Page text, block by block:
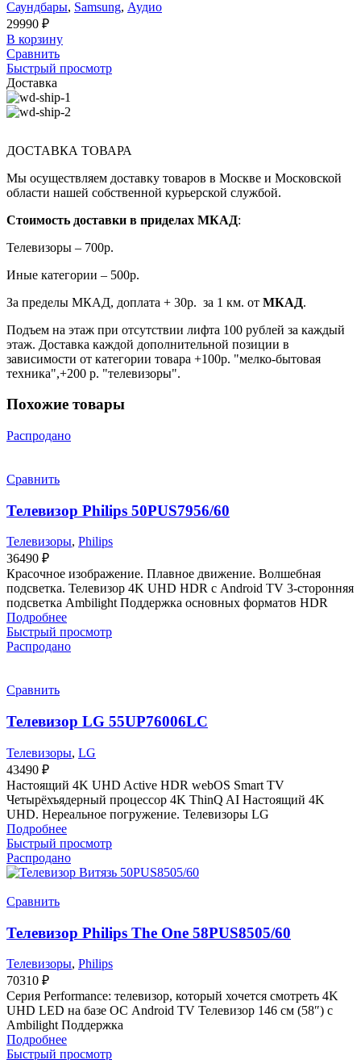
Саундбары, Samsung, Аудио
29990 ₽
В корзину
Сравнить
Быстрый просмотр
Доставка
ДОСТАВКА ТОВАРА
Мы осуществляем доставку товаров в Москве и Московской
области нашей собственной курьерской службой.
Стоимость доставки в приделах МКАД:
Телевизоры – 700р.
Иные категории – 500р.
За пределы МКАД, доплата + 30р. за 1 км. от МКАД.
Подъем на этаж при отсутствии лифта 100 рублей за каждый
этаж. Доставка каждой дополнительной позиции в
зависимости от категории товара +100р. "мелко-бытовая
техника",+200 р. "телевизоры".
Похожие товары
Распродано
Сравнить
Телевизор Philips 50PUS7956/60
Телевизоры, Philips
36490 ₽
Красочное изображение. Плавное движение. Волшебная
подсветка. Телевизор 4K UHD HDR с Android TV 3-сторонняя
подсветка Ambilight Поддержка основных форматов HDR
Подробнее
Быстрый просмотр
Распродано
Сравнить
Телевизор LG 55UP76006LC
Телевизоры, LG
43490 ₽
Настоящий 4K UHD Active HDR webOS Smart TV
Четырёхъядерный процессор 4K ThinQ AI Настоящий 4K
UHD. Нереальное погружение. Телевизоры LG
Подробнее
Быстрый просмотр
Распродано
Сравнить
Телевизор Philips The One 58PUS8505/60
Телевизоры, Philips
70310 ₽
Серия Performance: телевизор, который хочется смотреть 4K
UHD LED на базе ОС Android TV Телевизор 146 см (58″) с
Ambilight Поддержка
Подробнее
Быстрый просмотр